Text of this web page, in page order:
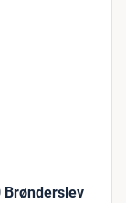
Brønderslev